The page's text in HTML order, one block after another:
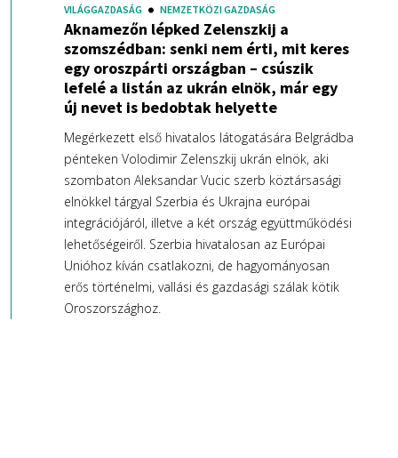
VILÁGGAZDASÁG NEMZETKÖZI GAZDASÁG
Aknamezőn lépked Zelenszkij a
szomszédban: senki nem érti, mit keres
egy oroszpárti országban – csúszik
lefelé a listán az ukrán elnök, már egy
új nevet is bedobtak helyette
Megérkezett első hivatalos látogatására Belgrádba
pénteken Volodimir Zelenszkij ukrán elnök, aki
szombaton Aleksandar Vucic szerb köztársasági
elnökkel tárgyal Szerbia és Ukrajna európai
integrációjáról, illetve a két ország együttműködési
lehetőségeiről. Szerbia hivatalosan az Európai
Unióhoz kíván csatlakozni, de hagyományosan
erős történelmi, vallási és gazdasági szálak kötik
Oroszországhoz.